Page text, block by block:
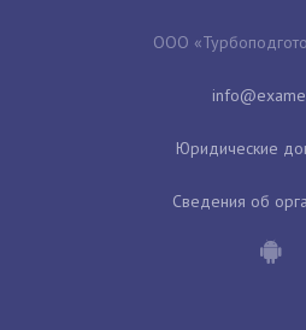
ООО
Юридические
Сведения об